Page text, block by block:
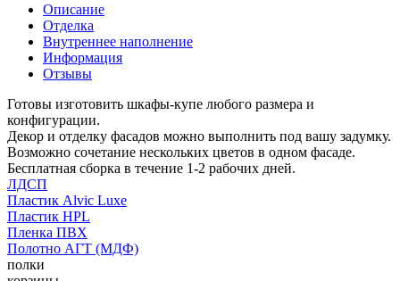
Описание
Отделка
Внутреннее наполнение
Информация
Отзывы
Готовы изготовить шкафы-купе любого размера и
конфигурации.
Декор и отделку фасадов можно выполнить под вашу задумку.
Возможно сочетание нескольких цветов в одном фасаде.
Бесплатная сборка в течение 1-2 рабочих дней.
ЛДСП
Пластик Alvic Luxe
Пластик HPL
Пленка ПВХ
Полотно АГТ (МДФ)
полки